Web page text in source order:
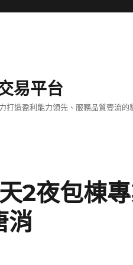
易平台
打造盈利能力領先、服務品質壹流
2夜包棟
消